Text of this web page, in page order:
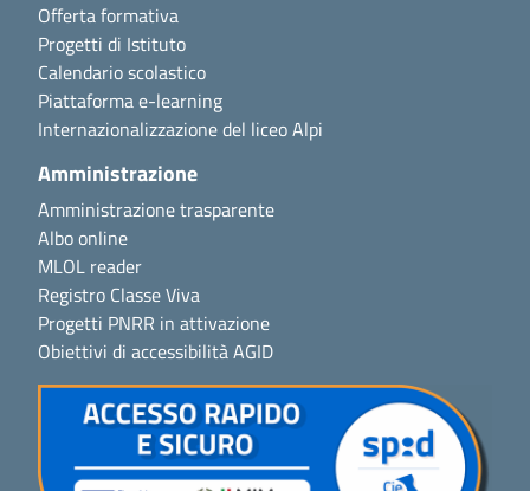
Offerta formativa
Progetti di Istituto
Calendario scolastico
Piattaforma e-learning
Internazionalizzazione del liceo Alpi
Amministrazione
Amministrazione trasparente
Albo online
MLOL reader
Registro Classe Viva
Progetti PNRR in attivazione
Obiettivi di accessibilità AGID